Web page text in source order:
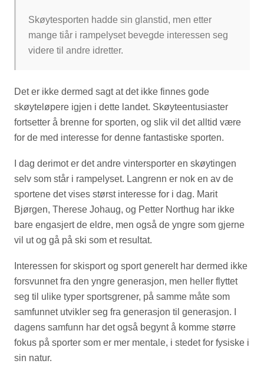
Skøytesporten hadde sin glanstid, men etter
mange tiår i rampelyset bevegde interessen seg
videre til andre idretter.
Det er ikke dermed sagt at det ikke finnes gode
skøyteløpere igjen i dette landet. Skøyteentusiaster
fortsetter å brenne for sporten, og slik vil det alltid være
for de med interesse for denne fantastiske sporten.
I dag derimot er det andre vintersporter en skøytingen
selv som står i rampelyset. Langrenn er nok en av de
sportene det vises størst interesse for i dag. Marit
Bjørgen, Therese Johaug, og Petter Northug har ikke
bare engasjert de eldre, men også de yngre som gjerne
vil ut og gå på ski som et resultat.
Interessen for skisport og sport generelt har dermed ikke
forsvunnet fra den yngre generasjon, men heller flyttet
seg til ulike typer sportsgrener, på samme måte som
samfunnet utvikler seg fra generasjon til generasjon. I
dagens samfunn har det også begynt å komme større
fokus på sporter som er mer mentale, i stedet for fysiske i
sin natur.